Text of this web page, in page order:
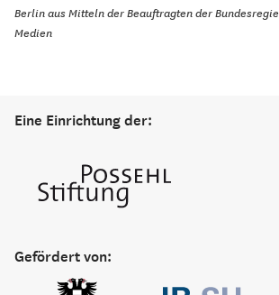
Berlin aus Mitteln der Beauftragten der
Medien
Eine Einrichtung der:
Gefördert von: